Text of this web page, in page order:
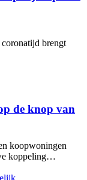
brengt
de knop van
koopwoningen
koppeling…